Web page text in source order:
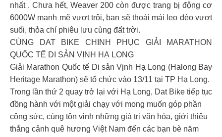
nhất . Chưa hết, Weaver 200 còn được trang bị động cơ
6000W mạnh mẽ vượt trội, bạn sẽ thoải mái leo đèo vượt
suối, thỏa chí phiêu lưu cùng đất trời.
CÙNG DAT BIKE CHINH PHỤC GIẢI MARATHON
QUỐC TẾ DI SẢN VỊNH HẠ LONG
Giải Marathon Quốc tế Di sản Vịnh Hạ Long (Halong Bay
Heritage Marathon) sẽ tổ chức vào 13/11 tại TP Hạ Long.
Trong lần thứ 2 quay trở lại với Hạ Long, Dat Bike tiếp tục
đồng hành với một giải chạy với mong muốn góp phần
công sức, cùng tôn vinh những giá trị văn hóa, giới thiệu
thắng cảnh quê hương Việt Nam đến các bạn bè năm